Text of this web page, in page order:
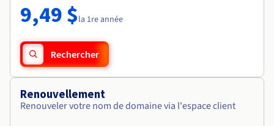
9,49 $la 1re année
Rechercher
Renouvellement
Renouveler votre nom de domaine via l'espace client